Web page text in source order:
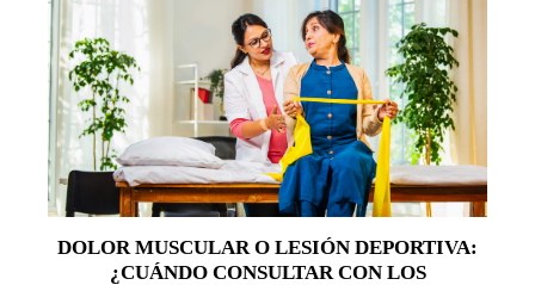
DOLOR MUSCULAR O LESIÓN DEPORTIVA:
¿CUÁNDO CONSULTAR CON LOS